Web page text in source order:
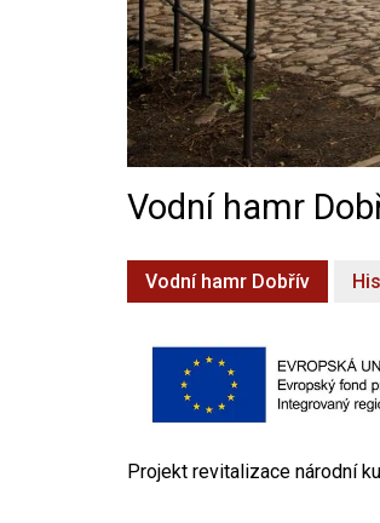
Vodní hamr
Vodní hamr Dobřív
Projekt revitalizace národní